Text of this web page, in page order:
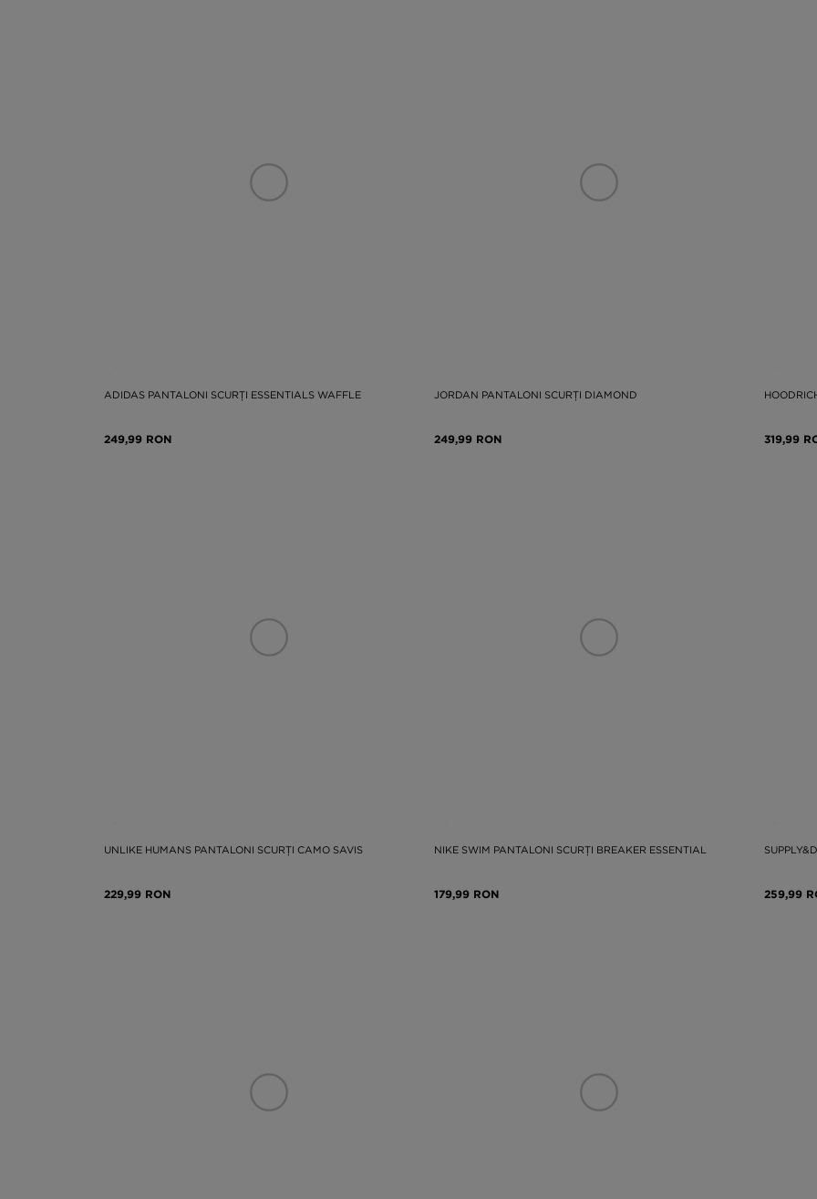
ADIDAS PANTALONI SCURȚI ESSENTIALS WAFFLE
249,99 RON
JORDAN PANTALONI SCURȚI DIAMOND
249,99 RON 319,99
UNLIKE HUMANS PANTALONI SCURȚI CAMO SAVIS
229,99 RON
NIKE SWIM PANTALONI SCURȚI BREAKER ESSENTIAL
179,99 RON 259,99